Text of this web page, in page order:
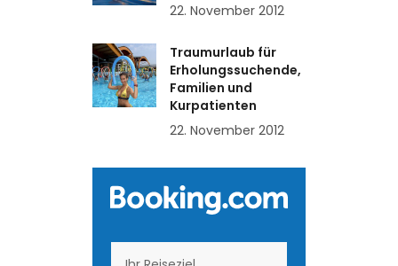
22. November 2012
Traumurlaub für
Erholungssuchende,
Familien und
Kurpatienten
22. November 2012